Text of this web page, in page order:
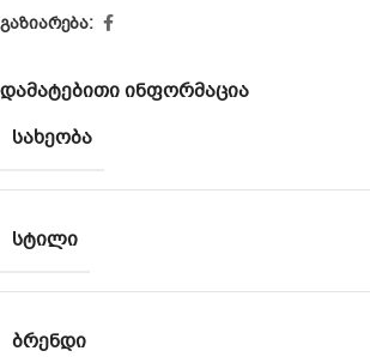
გაზიარება:
დამატებითი ინფორმაცია
ᲡᲐᲮᲔᲝᲑᲐ
ᲡᲢᲘᲚᲘ
ᲑᲠᲔᲜᲓᲘ